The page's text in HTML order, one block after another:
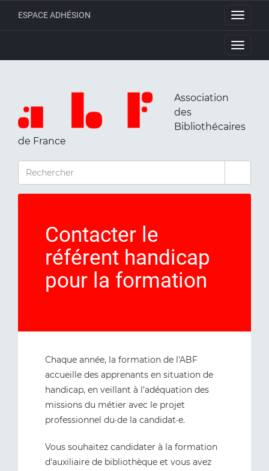
Toggle
ESPACE ADHÉSION
Toggle
Association
des
Bibliothécaires
de France
RECHERCHER
Contacter le
référent handicap
pour la formation
Chaque année, la formation de l'ABF
accueille des apprenants en situation de
handicap, en veillant à l'adéquation des
missions du métier avec le projet
professionnel du·de la candidat·e.
Vous souhaitez candidater à la formation
d'auxiliaire de bibliothèque et vous avez